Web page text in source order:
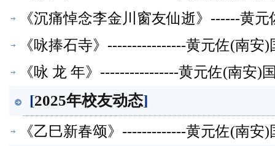
《沉痛悼念李金川窗友仙逝》------黄
《咏捧石寺》----------------黄元佐(南
《咏 龙 年》----------------黄元佐(南安)
[2025年校友动态]
《乙巳新春颂》-------------黄元佐(南